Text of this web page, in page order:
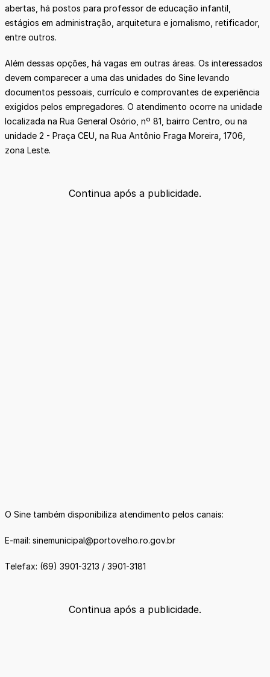
abertas, há postos para professor de educação infantil,
estágios em administração, arquitetura e jornalismo, retificador,
entre outros.
Além dessas opções, há vagas em outras áreas. Os interessados
devem comparecer a uma das unidades do Sine levando
documentos pessoais, currículo e comprovantes de experiência
exigidos pelos empregadores. O atendimento ocorre na unidade
localizada na Rua General Osório, nº 81, bairro Centro, ou na
unidade 2 - Praça CEU, na Rua Antônio Fraga Moreira, 1706,
zona Leste.
Continua após a publicidade.
O Sine também disponibiliza atendimento pelos canais:
E-mail: sinemunicipal@portovelho.ro.gov.br
Telefax: (69) 3901-3213 / 3901-3181
Continua após a publicidade.